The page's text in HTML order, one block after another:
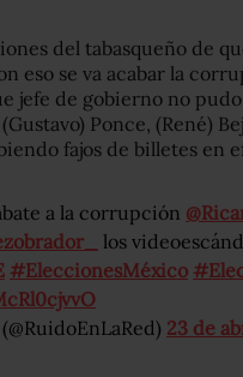
del tabasqueño de
eso se va acabar la
jefe de gobierno no
Ponce, (René)
fajos de billetes en
a la corrupción
los
#EleccionesMéxico
23 de